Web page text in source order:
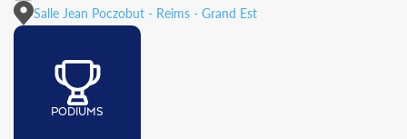
Salle Jean Poczobut - Reims - Grand Est
PODIUMS